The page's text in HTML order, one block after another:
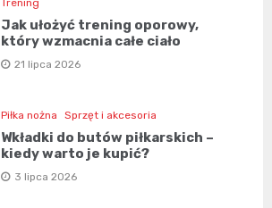
Trening
Jak ułożyć trening oporowy,
który wzmacnia całe ciało
21 lipca 2026
Piłka nożna Sprzęt i akcesoria
Wkładki do butów piłkarskich –
kiedy warto je kupić?
3 lipca 2026